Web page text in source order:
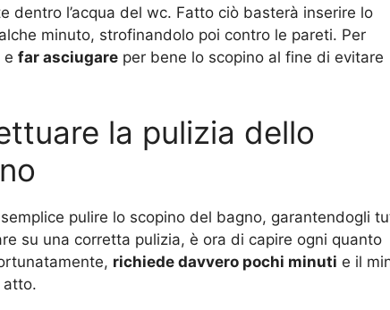
dentro l’acqua del wc. Fatto ciò basterà inserire lo
minuto, strofinandolo poi contro le pareti. Per
e far asciugare per bene lo scopino al fine di evitare
la pulizia dello
pulire lo scopino del bagno, garantendogli
su una corretta pulizia, è ora di capire ogni quanto
richiede davvero pochi minuti e il
atto.